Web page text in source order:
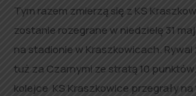
Tym razem zmierzą się z KS
zostanie rozegrane w niedzielę 31
na stadionie w Kraszkowicach.
tuż za Czarnymi ze stratą 10
kolejce KS Kraszkowice przegrały